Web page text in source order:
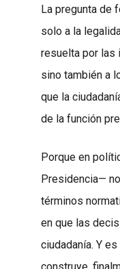
La pregunta de
solo a la
resuelta por las
sino también a
que la
de la función
Porque en
Presidencia—
términos
en que las
ciudadanía. Y
construye,